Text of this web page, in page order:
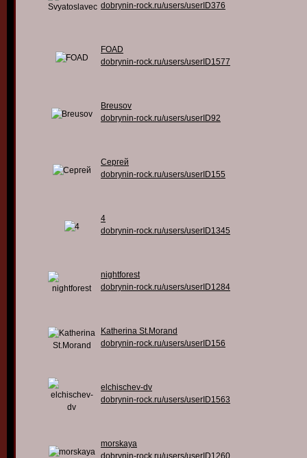
dobrynin-rock.ru/users/userID376
FOAD
dobrynin-rock.ru/users/userID1577
Breusov
dobrynin-rock.ru/users/userID92
Сергей
dobrynin-rock.ru/users/userID155
4
dobrynin-rock.ru/users/userID1345
nightforest
dobrynin-rock.ru/users/userID1284
Katherina St.Morand
dobrynin-rock.ru/users/userID156
elchischev-dv
dobrynin-rock.ru/users/userID1563
morskaya
dobrynin-rock.ru/users/userID1260